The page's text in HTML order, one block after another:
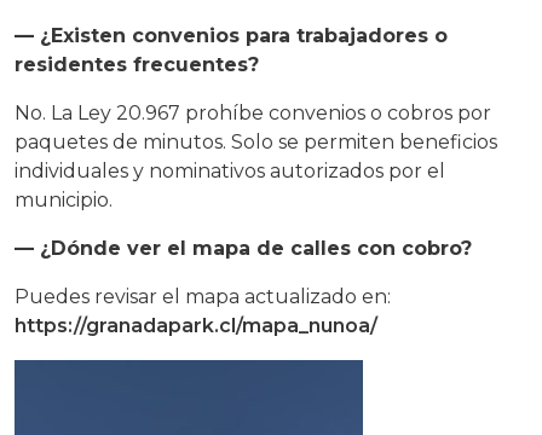
— ¿Existen convenios para trabajadores o
residentes frecuentes?
No. La Ley 20.967 prohíbe convenios o cobros por
paquetes de minutos. Solo se permiten beneficios
individuales y nominativos autorizados por el
municipio.
— ¿Dónde ver el mapa de calles con cobro?
Puedes revisar el mapa actualizado en:
https://granadapark.cl/mapa_nunoa/